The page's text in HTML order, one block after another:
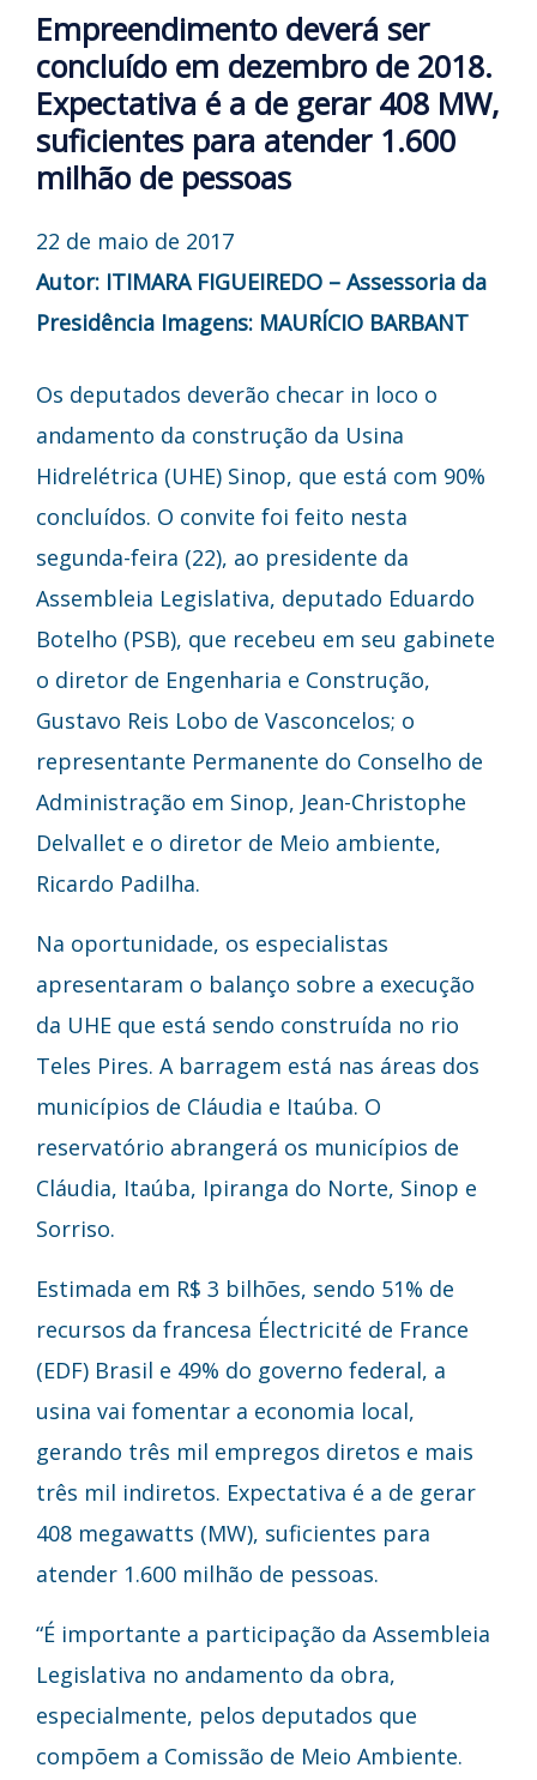
Empreendimento deverá ser
concluído em dezembro de 2018.
Expectativa é a de gerar 408 MW,
suficientes para atender 1.600
milhão de pessoas
22 de maio de 2017
Autor: ITIMARA FIGUEIREDO – Assessoria da
Presidência Imagens: MAURÍCIO BARBANT
Os deputados deverão checar in loco o
andamento da construção da Usina
Hidrelétrica (UHE) Sinop, que está com 90%
concluídos. O convite foi feito nesta
segunda-feira (22), ao presidente da
Assembleia Legislativa, deputado Eduardo
Botelho (PSB), que recebeu em seu gabinete
o diretor de Engenharia e Construção,
Gustavo Reis Lobo de Vasconcelos; o
representante Permanente do Conselho de
Administração em Sinop, Jean-Christophe
Delvallet e o diretor de Meio ambiente,
Ricardo Padilha.
Na oportunidade, os especialistas
apresentaram o balanço sobre a execução
da UHE que está sendo construída no rio
Teles Pires. A barragem está nas áreas dos
municípios de Cláudia e Itaúba. O
reservatório abrangerá os municípios de
Cláudia, Itaúba, Ipiranga do Norte, Sinop e
Sorriso.
Estimada em R$ 3 bilhões, sendo 51% de
recursos da francesa Électricité de France
(EDF) Brasil e 49% do governo federal, a
usina vai fomentar a economia local,
gerando três mil empregos diretos e mais
três mil indiretos. Expectativa é a de gerar
408 megawatts (MW), suficientes para
atender 1.600 milhão de pessoas.
“É importante a participação da Assembleia
Legislativa no andamento da obra,
especialmente, pelos deputados que
compõem a Comissão de Meio Ambiente.